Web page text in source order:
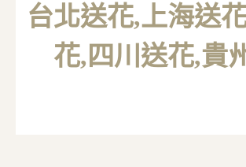
台北送花,上海送
花,四川送花,貴